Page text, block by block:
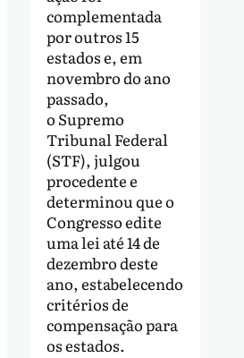
complementada
por outros 15
estados e, em
novembro do ano
passado,
o Supremo
Tribunal Federal
(STF), julgou
procedente e
determinou que o
Congresso edite
uma lei até 14 de
dezembro deste
ano, estabelecendo
critérios de
compensação para
os estados.